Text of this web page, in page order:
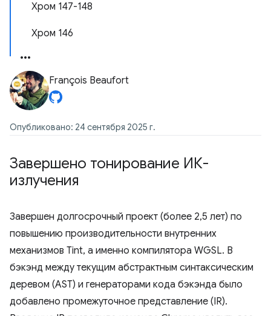
Хром 147-148
Хром 146
François Beaufort
Опубликовано: 24 сентября 2025 г.
Завершено тонирование ИК-
излучения
Завершен долгосрочный проект (более 2,5 лет) по
повышению производительности внутренних
механизмов Tint, а именно компилятора WGSL. В
бэкэнд между текущим абстрактным синтаксическим
деревом (AST) и генераторами кода бэкэнда было
добавлено промежуточное представление (IR).